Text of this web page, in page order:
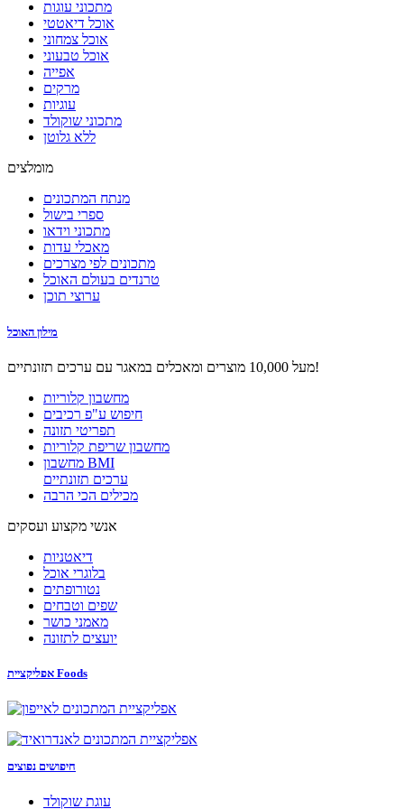
מתכוני עוגות
אוכל דיאטטי
אוכל צמחוני
אוכל טבעוני
אפייה
מרקים
עוגיות
מתכוני שוקולד
ללא גלוטן
מומלצים
מנתח המתכונים
ספרי בישול
מתכוני וידאו
מאכלי עדות
מתכונים לפי מצרכים
טרנדים בעולם האוכל
ערוצי תוכן
מילון האוכל
מעל 10,000 מוצרים ומאכלים במאגר עם ערכים תזונתיים!
מחשבון קלוריות
חיפוש ע"פ רכיבים
תפריטי תזונה
מחשבון שריפת קלוריות
מחשבון BMI
ערכים תזונתיים
מכילים הכי הרבה
אנשי מקצוע ועסקים
דיאטניות
בלוגרי אוכל
נטורופתים
שפים וטבחים
מאמני כושר
יועצים לתזונה
אפליקציית Foods
חיפושים נפוצים
עוגת שוקולד